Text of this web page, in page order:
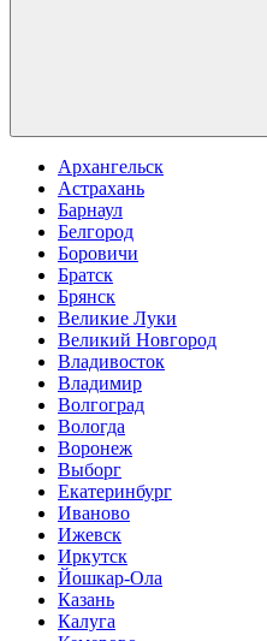
Архангельск
Астрахань
Барнаул
Белгород
Боровичи
Братск
Брянск
Великие Луки
Великий Новгород
Владивосток
Владимир
Волгоград
Вологда
Воронеж
Выборг
Екатеринбург
Иваново
Ижевск
Иркутск
Йошкар-Ола
Казань
Калуга